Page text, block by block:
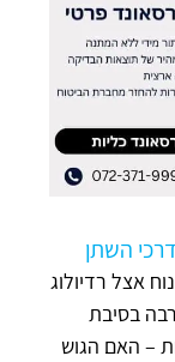
השתן
אצל רדיולוג
בסיבת
– האם הגוש